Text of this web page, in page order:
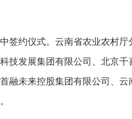
签约仪式。云南省农业农村
技发展集团有限公司、北京
融未来控股集团有限公司、